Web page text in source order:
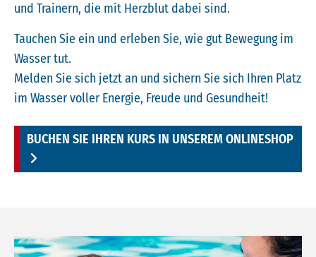
und Trainern, die mit Herzblut dabei sind.
Tauchen Sie ein und erleben Sie, wie gut Bewegung im
Wasser tut.
Melden Sie sich jetzt an und sichern Sie sich Ihren Platz
im Wasser voller Energie, Freude und Gesundheit!
BUCHEN SIE IHREN KURS IN UNSEREM ONLINESHOP